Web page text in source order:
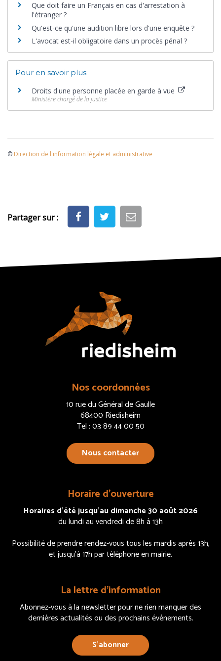
Que doit faire un Français en cas d'arrestation à
l'étranger ?
Qu'est-ce qu'une audition libre lors d'une enquête ?
L'avocat est-il obligatoire dans un procès pénal ?
Pour en savoir plus
Droits d'une personne placée en garde à vue
Ministère chargé de la justice
© Direction de l'information légale et administrative
Partager sur :
Nos coordonnées
10 rue du Général de Gaulle
68400 Riedisheim
Tel : 03 89 44 00 50
Nous contacter
Horaire d’ouverture
Horaires d’été jusqu’au dimanche 30 août 2026
du lundi au vendredi de 8h à 13h
Possibilité de prendre rendez-vous tous les mardis après 13h,
et jusqu’à 17h par téléphone en mairie.
La lettre d’information
Abonnez-vous à la newsletter pour ne rien manquer des
dernières actualités ou des prochains événements.
S’abonner